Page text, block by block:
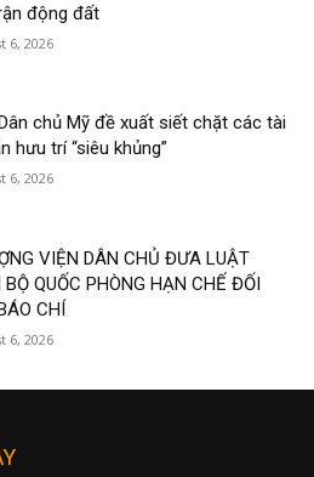
động đất
6, 2026
chủ Mỹ đề xuất siết chặt các tài
hưu trí “siêu khủng”
6, 2026
VIỆN DÂN CHỦ ĐƯA LUẬT
BỘ QUỐC PHÒNG HẠN CHẾ ĐỐI
CHÍ
6, 2026